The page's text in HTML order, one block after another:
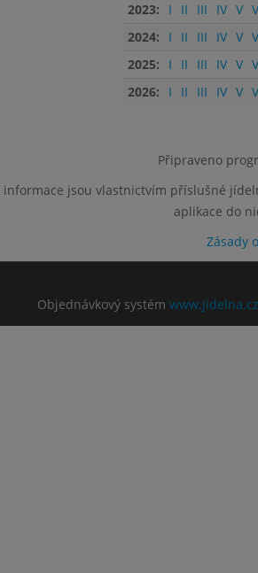
2023:
I II III IV V
2024:
I II III IV V
2025:
I II III IV V
2026:
I II III IV V
Připraveno
informace jsou vlastnictvím příslušné
aplikace do
Zásady
Objednávkový systém www.jidelna.cz